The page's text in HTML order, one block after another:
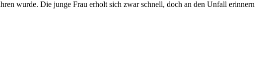
wurde. Die junge Frau erholt sich zwar schnell, doch an den Unfall erinnern